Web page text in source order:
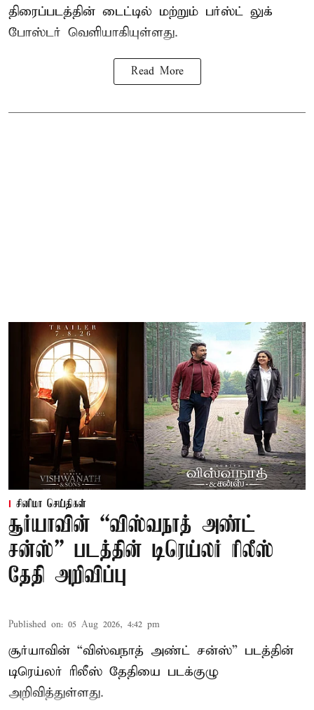
திரைப்படத்தின் டைட்டில் மற்றும் பர்ஸ்ட் லுக்
போஸ்டர் வெளியாகியுள்ளது.
Read More
சினிமா செய்திகள்
சூர்யாவின் “விஸ்வநாத் அண்ட்
சன்ஸ்” படத்தின் டிரெய்லர் ரிலீஸ்
தேதி அறிவிப்பு
Published on: 05 Aug 2026, 4:42 pm
சூர்யாவின் “விஸ்வநாத் அண்ட் சன்ஸ்” படத்தின்
டிரெய்லர் ரிலீஸ் தேதியை படக்குழு
அறிவித்துள்ளது.